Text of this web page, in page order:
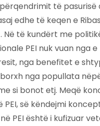
të pasurisë
edhe të keqen e
të kundërt me
PEI nuk vuan nga e
nga benefitet e
nga popullata
si bonot etj. Meqë
së këndejmi
PEI është i kufizuar